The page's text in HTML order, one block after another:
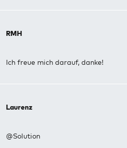
RMH
Ich freue mich darauf, danke!
Laurenz
@Solution